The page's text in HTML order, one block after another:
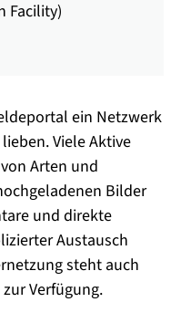
Facility)
ein Netzwerk
Viele Aktive
Arten und
Bilder
und direkte
Austausch
steht auch
Verfügung.